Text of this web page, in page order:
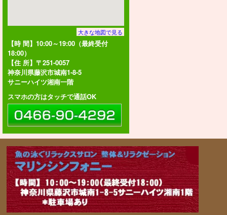
大きな地図で見る
【時 間】10:00～19:00（最終受付
18:00）
【住 所】〒251-0057
神奈川県藤沢市城南1-8-5
サニーハイツ湘南一階
スマホの方はタッチで通話OK